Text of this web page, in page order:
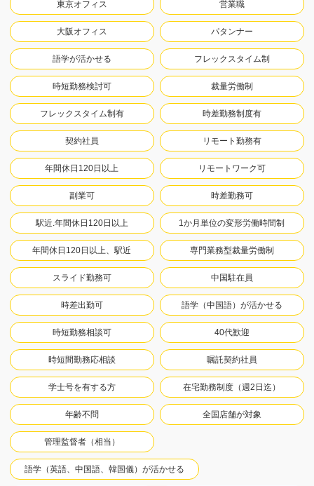
東京オフィス 営業職
大阪オフィス パタンナー
語学が活かせる フレックスタイム制
時短勤務検討可 裁量労働制
フレックスタイム制有 時差勤務制度有
契約社員 リモート勤務有
年間休日120日以上 リモートワーク可
副業可 時差勤務可
駅近.年間休日120日以上 1か月単位の変形労働時間制
年間休日120日以上、駅近 専門業務型裁量労働制
スライド勤務可 中国駐在員
時差出勤可 語学（中国語）が活かせる
時短勤務相談可 40代歓迎
時短間勤務応相談 嘱託契約社員
学士号を有する方 在宅勤務制度（週2日迄）
年齢不問 全国店舗が対象
管理監督者（相当）
語学（英語、中国語、韓国儀）が活かせる